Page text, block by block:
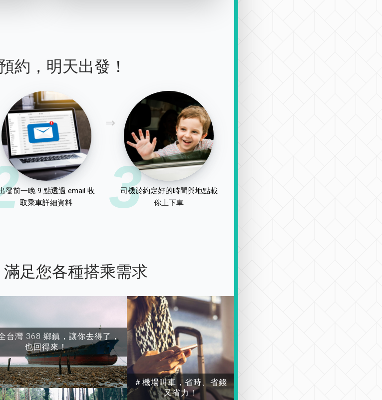
約，明天出發！
發前一晚 9 點透過 email 收
取乘車詳細資料
3
司機於約定好的時間與地點載
你上下車
足您各種搭乘需求
台灣 368 鄉鎮，讓你去得了，
也回得來！
＃機場叫車，省時、省錢
又省力！